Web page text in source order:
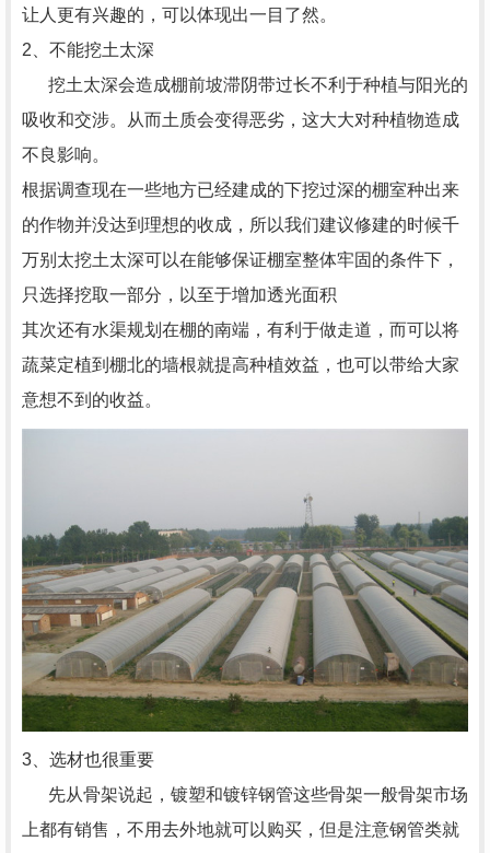
让人更有兴趣的，可以体现出一目了然。
2、不能挖土太深
挖土太深会造成棚前坡滞阴带过长不利于种植与阳光的
吸收和交涉。从而土质会变得恶劣，这大大对种植物造成
不良影响。
根据调查现在一些地方已经建成的下挖过深的棚室种出来
的作物并没达到理想的收成，所以我们建议修建的时候千
万别太挖土太深可以在能够保证棚室整体牢固的条件下，
只选择挖取一部分，以至于增加透光面积
其次还有水渠规划在棚的南端，有利于做走道，而可以将
蔬菜定植到棚北的墙根就提高种植效益，也可以带给大家
意想不到的收益。
3、选材也很重要
先从骨架说起，镀塑和镀锌钢管这些骨架一般骨架市场
上都有销售，不用去外地就可以购买，但是注意钢管类就